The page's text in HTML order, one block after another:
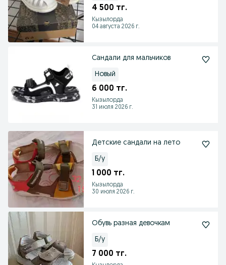
4 500 тг.
Кызылорда
04 августа 2026 г.
Сандали для мальчиков
Новый
6 000 тг.
Кызылорда
31 июля 2026 г.
Детские сандали на лето
Б/у
1 000 тг.
Кызылорда
30 июля 2026 г.
Обувь разная девочкам
Б/у
7 000 тг.